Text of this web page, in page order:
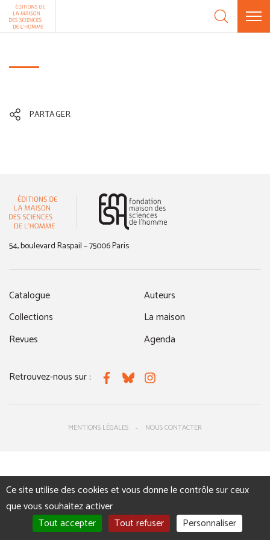
Aller au contenu
PARTAGER
54, boulevard Raspail – 75006 Paris
Catalogue
Collections
Revues
Auteurs
La maison
Agenda
Retrouvez-nous sur : FacebookBlueskyInstagram
MENTIONS LÉGALES NOUS CONTACTER
Panneau de gestion des cookies
Ce site utilise des cookies et vous donne le contrôle sur ceux
que vous souhaitez activer
Tout accepter
Tout refuser Personnaliser